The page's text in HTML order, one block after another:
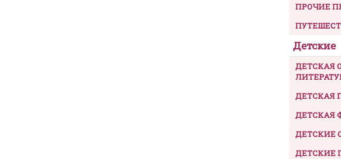
ПРОЧИЕ
Детские
ДЕТСКАЯ
ДЕТСКАЯ
ДЕТСКАЯ
ДЕТСКИЕ
ДЕТСКИЕ